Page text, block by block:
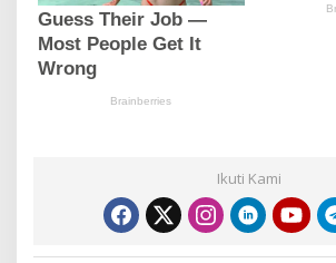
Ikuti Kami